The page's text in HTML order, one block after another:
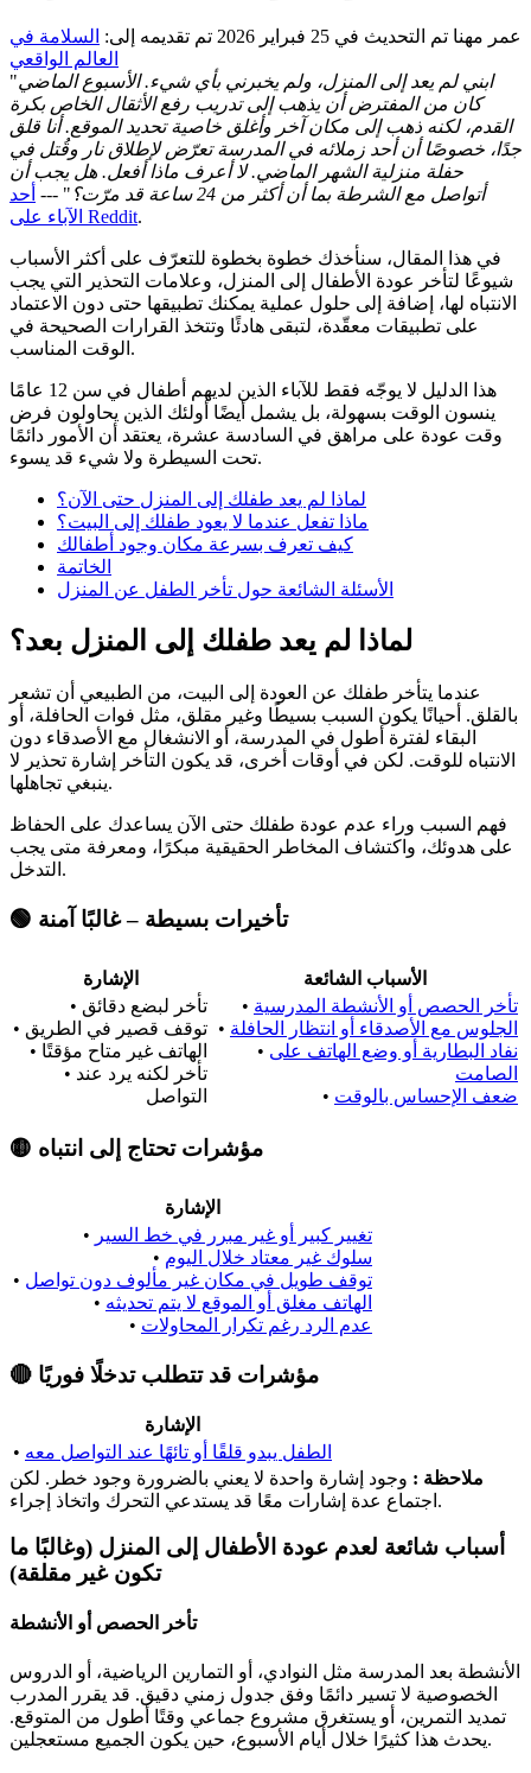
عمر مهنا تم التحديث في 25 فبراير 2026 تم تقديمه إلى: السلامة في
العالم الواقعي
"ابني لم يعد إلى المنزل، ولم يخبرني بأي شيء. الأسبوع الماضي
كان من المفترض أن يذهب إلى تدريب رفع الأثقال الخاص بكرة
القدم، لكنه ذهب إلى مكان آخر وأغلق خاصية تحديد الموقع. أنا قلق
جدًا، خصوصًا أن أحد زملائه في المدرسة تعرّض لإطلاق نار وقُتل في
حفلة منزلية الشهر الماضي. لا أعرف ماذا أفعل. هل يجب أن
أتواصل مع الشرطة بما أن أكثر من 24 ساعة قد مرّت؟
" --- أحد
الآباء على Reddit.
في هذا المقال، سنأخذك خطوة بخطوة للتعرّف على أكثر الأسباب
شيوعًا لتأخر عودة الأطفال إلى المنزل، وعلامات التحذير التي يجب
الانتباه لها، إضافة إلى حلول عملية يمكنك تطبيقها حتى دون الاعتماد
على تطبيقات معقّدة، لتبقى هادئًا وتتخذ القرارات الصحيحة في
الوقت المناسب.
هذا الدليل لا يوجّه فقط للآباء الذين لديهم أطفال في سن 12 عامًا
ينسون الوقت بسهولة، بل يشمل أيضًا أولئك الذين يحاولون فرض
وقت عودة على مراهق في السادسة عشرة، يعتقد أن الأمور دائمًا
تحت السيطرة ولا شيء قد يسوء.
لماذا لم يعد طفلك إلى المنزل حتى الآن؟
ماذا تفعل عندما لا يعود طفلك إلى البيت؟
كيف تعرف بسرعة مكان وجود أطفالك
الخاتمة
الأسئلة الشائعة حول تأخر الطفل عن المنزل
لماذا لم يعد طفلك إلى المنزل بعد؟
عندما يتأخر طفلك عن العودة إلى البيت، من الطبيعي أن تشعر
بالقلق. أحيانًا يكون السبب بسيطًا وغير مقلق، مثل فوات الحافلة، أو
البقاء لفترة أطول في المدرسة، أو الانشغال مع الأصدقاء دون
الانتباه للوقت. لكن في أوقات أخرى، قد يكون التأخر إشارة تحذير لا
ينبغي تجاهلها.
فهم السبب وراء عدم عودة طفلك حتى الآن يساعدك على الحفاظ
على هدوئك، واكتشاف المخاطر الحقيقية مبكرًا، ومعرفة متى يجب
التدخل.
🟢 تأخيرات بسيطة – غالبًا آمنة
الإشارة
الأسباب الشائعة
• تأخر لبضع دقائق
• توقف قصير في الطريق
• الهاتف غير متاح مؤقتًا
• تأخر لكنه يرد عند
التواصل
• تأخر الحصص أو الأنشطة المدرسية
• الجلوس مع الأصدقاء أو انتظار الحافلة
• نفاد البطارية أو وضع الهاتف على
الصامت
• ضعف الإحساس بالوقت
🟡 مؤشرات تحتاج إلى انتباه
الإشارة
• تغيير كبير أو غير مبرر في خط السير
• سلوك غير معتاد خلال اليوم
• توقف طويل في مكان غير مألوف دون تواصل
• الهاتف مغلق أو الموقع لا يتم تحديثه
• عدم الرد رغم تكرار المحاولات
🔴 مؤشرات قد تتطلب تدخلًا فوريًا
الإشارة
• الطفل يبدو قلقًا أو تائهًا عند التواصل معه
ملاحظة : وجود إشارة واحدة لا يعني بالضرورة وجود خطر. لكن
اجتماع عدة إشارات معًا قد يستدعي التحرك واتخاذ إجراء.
أسباب شائعة لعدم عودة الأطفال إلى المنزل (وغالبًا ما
تكون غير مقلقة)
تأخر الحصص أو الأنشطة
الأنشطة بعد المدرسة مثل النوادي، أو التمارين الرياضية، أو الدروس
الخصوصية لا تسير دائمًا وفق جدول زمني دقيق. قد يقرر المدرب
تمديد التمرين، أو يستغرق مشروع جماعي وقتًا أطول من المتوقع.
يحدث هذا كثيرًا خلال أيام الأسبوع، حين يكون الجميع مستعجلين.